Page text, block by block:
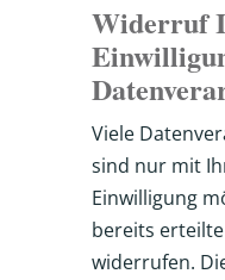
Widerruf
Viele
sind nur mit
Einwilligung
bereits
widerrufen.